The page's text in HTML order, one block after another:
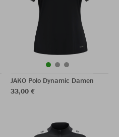
JAKO Polo Dynamic Damen
33,00 €